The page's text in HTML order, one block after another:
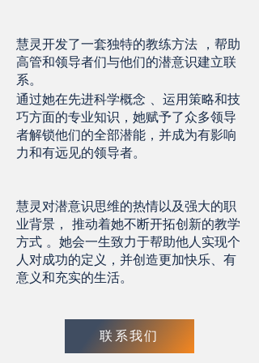
慧灵开发了一套独特的教练方法 ，帮助
高管和领导者们与他们的潜意识建立联
系。
通过她在先进科学概念 、运用策略和技
巧方面的专业知识，她赋予了众多领导
者解锁他们的全部潜能，并成为有影响
力和有远见的领导者。
慧灵对潜意识思维的热情以及强大的职
业背景， 推动着她不断开拓创新的教学
方式 。她会一生致力于帮助他人实现个
人对成功的定义，并创造更加快乐、有
意义和充实的生活。
联系我们